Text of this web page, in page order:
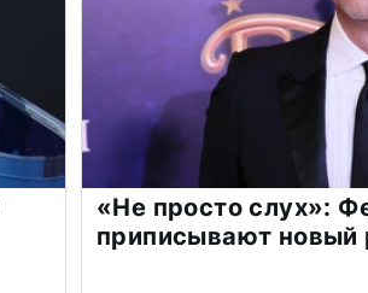
«Не просто слух»:
приписывают